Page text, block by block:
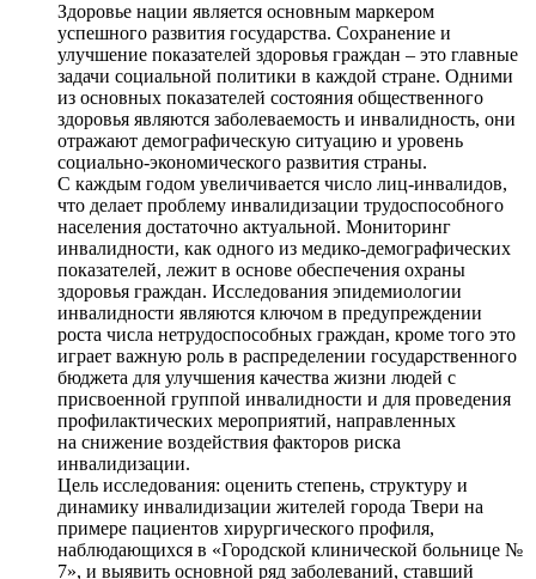
Здоровье нации является основным маркером
успешного развития государства. Сохранение и
улучшение показателей здоровья граждан – это главные
задачи социальной политики в каждой стране. Одними
из основных показателей состояния общественного
здоровья являются заболеваемость и инвалидность, они
отражают демографическую ситуацию и уровень
социально-экономического развития страны.
С каждым годом увеличивается число лиц-инвалидов,
что делает проблему инвалидизации трудоспособного
населения достаточно актуальной. Мониторинг
инвалидности, как одного из медико-демографических
показателей, лежит в основе обеспечения охраны
здоровья граждан. Исследования эпидемиологии
инвалидности являются ключом в предупреждении
роста числа нетрудоспособных граждан, кроме того это
играет важную роль в распределении государственного
бюджета для улучшения качества жизни людей с
присвоенной группой инвалидности и для проведения
профилактических мероприятий, направленных
на снижение воздействия факторов риска
инвалидизации.
Цель исследования: оценить степень, структуру и
динамику инвалидизации жителей города Твери на
примере пациентов хирургического профиля,
наблюдающихся в «Городской клинической больнице №
7», и выявить основной ряд заболеваний, ставший